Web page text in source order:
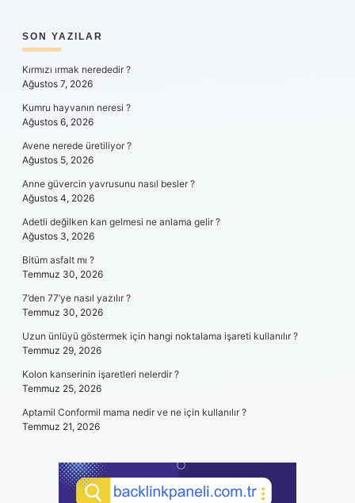
SIDEBAR
SON YAZILAR
Kırmızı ırmak nerededir ?
Ağustos 7, 2026
Kumru hayvanın neresi ?
Ağustos 6, 2026
Avene nerede üretiliyor ?
Ağustos 5, 2026
Anne güvercin yavrusunu nasıl besler ?
Ağustos 4, 2026
Adetli değilken kan gelmesi ne anlama gelir ?
Ağustos 3, 2026
Bitüm asfalt mı ?
Temmuz 30, 2026
7’den 77’ye nasıl yazılır ?
Temmuz 30, 2026
Uzun ünlüyü göstermek için hangi noktalama işareti kullanılır ?
Temmuz 29, 2026
Kolon kanserinin işaretleri nelerdir ?
Temmuz 25, 2026
Aptamil Conformil mama nedir ve ne için kullanılır ?
Temmuz 21, 2026